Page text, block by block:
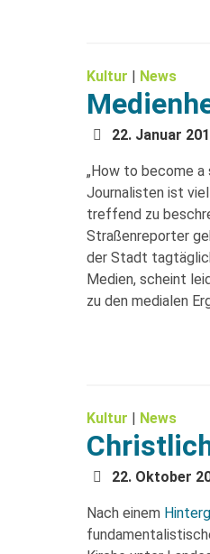
Kultur | News
22. Januar
„How to become a
Journalisten ist
treffend zu
Straßenreporter
der Stadt
Medien, scheint
zu den medialen
Kultur | News
22. Oktober
Nach einem